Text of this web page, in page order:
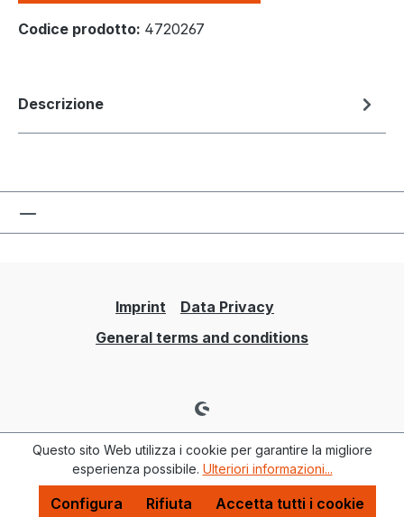
Codice prodotto: 4720267
Descrizione
Imprint
Data Privacy
General terms and conditions
Questo sito Web utilizza i cookie per garantire la migliore
esperienza possibile. Ulteriori informazioni...
Rifiuta
Configura Accetta tutti i cookie